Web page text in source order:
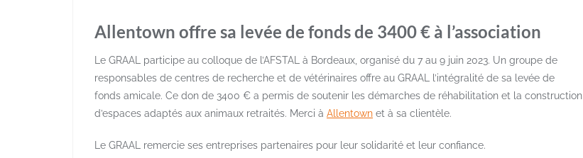
Allentown offre sa levée de fonds de 3400 € à l’association
Le GRAAL participe au colloque de l’AFSTAL à Bordeaux, organisé du 7 au 9 juin 2023. Un groupe de
responsables de centres de recherche et de vétérinaires offre au GRAAL l’intégralité de sa levée de
fonds amicale. Ce don de 3400 € a permis de soutenir les démarches de réhabilitation et la construction
d’espaces adaptés aux animaux retraités. Merci à Allentown et à sa clientèle.
Le GRAAL remercie ses entreprises partenaires pour leur solidarité et leur confiance.